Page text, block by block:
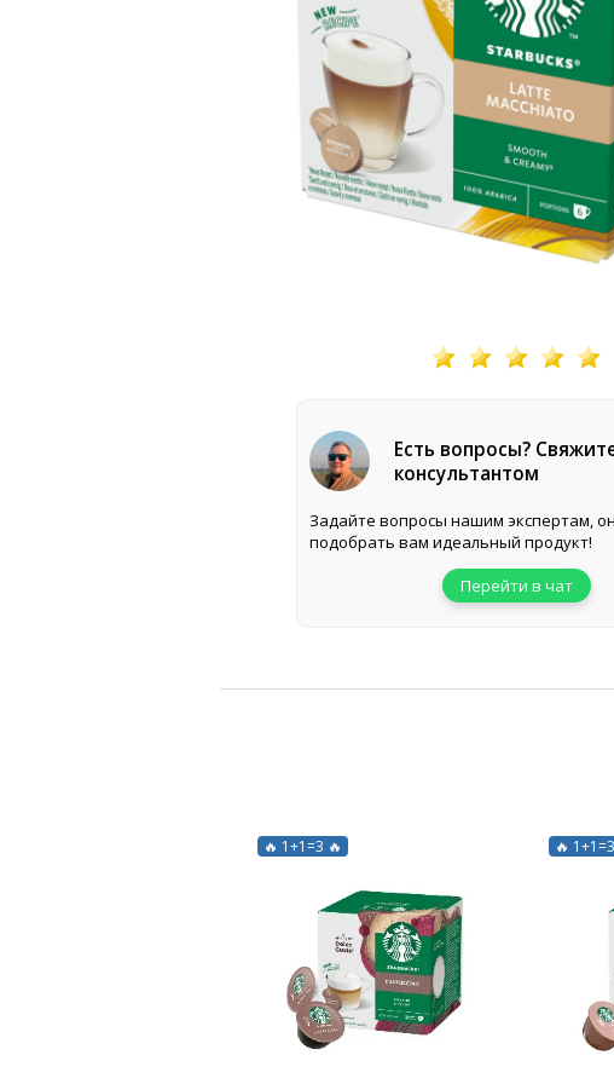
Есть вопросы?
консультантом
Задайте вопросы нашим экспертам,
подобрать вам идеальный продукт!
Перейти в чат
🔥 1+1=3 🔥 🔥